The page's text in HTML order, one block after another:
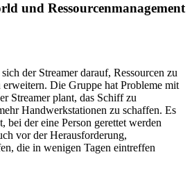
und Ressourcenmanagement
der Streamer darauf, Ressourcen zu
erweitern. Die Gruppe hat Probleme mit
Streamer plant, das Schiff zu
Handwerkstationen zu schaffen. Es
bei der eine Person gerettet werden
vor der Herausforderung,
die in wenigen Tagen eintreffen